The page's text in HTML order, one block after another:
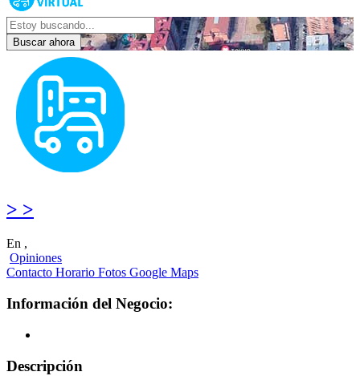
Buscar ahora
> >
En ,
Opiniones
Contacto Horario Fotos Google Maps
Información del Negocio:
Descripción